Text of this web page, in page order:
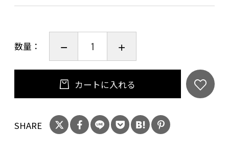
数量：
カートに入れる
SHARE